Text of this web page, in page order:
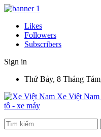
Likes
Followers
Subscribers
Sign in
Thứ Bảy, 8 Tháng
Xe Việt
tô - xe máy